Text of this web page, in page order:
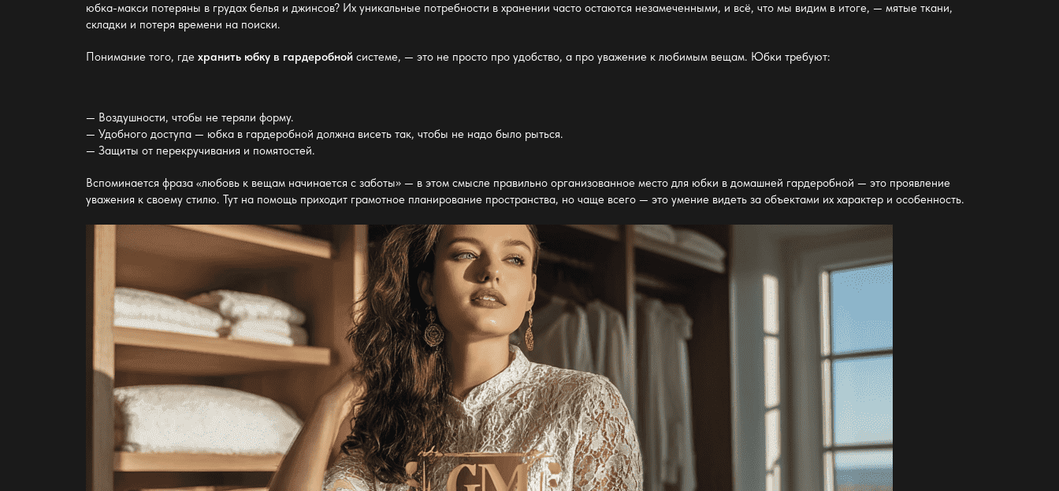
юбка-макси потеряны в грудах белья и джинсов? Их уникальные потребности вхранении часто остаются незамеченными, и всё, что мы видим в итоге, — мятые ткани,
складки и потеря времени на поиски.
Понимание того, гдехранить юбку в гардеробной системе, — это не просто про удобство, а про уважение к любимым вещам. Юбки требуют:
— Воздушности, чтобы не теряли форму.
— Удобного доступа— юбка в гардеробной должна висеть так, чтобы не надо было рыться.
— Защиты от перекручивания и помятостей.
Вспоминается фраза «любовь к вещам начинается с заботы» — в этом смысле правильно организованное место для юбки в домашней гардеробной — это проявление
уважения к своему стилю. Тут на помощь приходит грамотное планирование пространства, но чаще всего — это умение видеть за объектами их характер и особенность.